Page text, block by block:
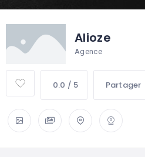
Alioze
Agence
0.0 / 5 Partager